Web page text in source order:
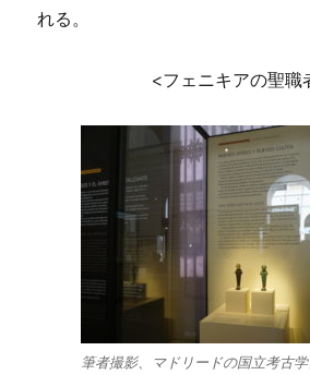
れる。
<フェニキアの聖職
筆者撮影、マドリードの国立考古